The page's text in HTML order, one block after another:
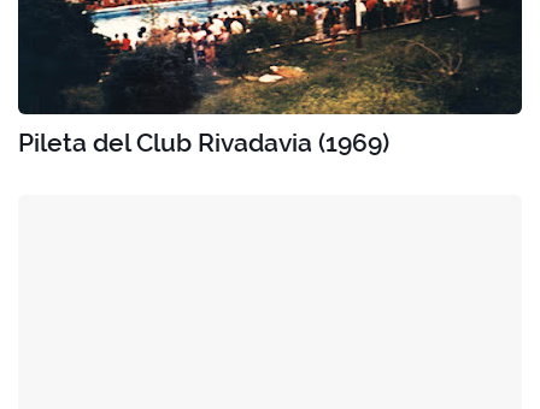
Pileta del Club Rivadavia (1969)